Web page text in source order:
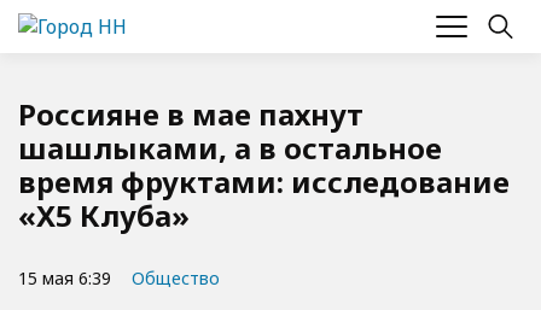
Россияне в мае пахнут
шашлыками, а в остальное
время фруктами: исследование
«X5 Клуба»
15 мая 6:39 Общество